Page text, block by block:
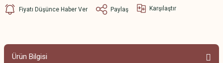
Fiyatı Düşünce Haber Ver Paylaş Karşılaştır
Ürün Bilgisi